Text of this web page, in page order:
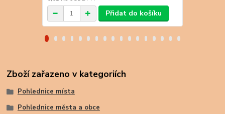
Přidat do košíku
Zboží zařazeno v kategoriích
Pohlednice místa
Pohlednice města a obce